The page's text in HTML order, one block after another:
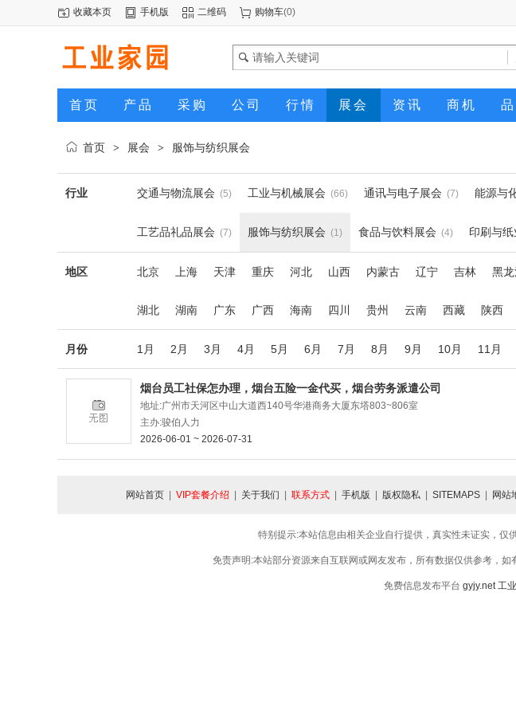
收藏本页 手机版 二维码 购物车(0)
首页 产品 采购 公司 行情 展会 资讯 商机
首页 > 展会 > 服饰与纺织展会
行业 交通与物流展会 (5) 工业与机械展会 (66) 通讯与电子展会 (7) 能源与
工艺品礼品展会 (7) 服饰与纺织展会 (1) 食品与饮料展会 (4) 印刷与
地区 北京 上海 天津 重庆 河北 山西 内蒙古 辽宁 吉林 黑龙
湖北 湖南 广东 广西 海南 四川 贵州 云南 西藏 陕西
月份 1月 2月 3月 4月 5月 6月 7月 8月 9月 10月 11月
烟台员工社保怎办理，烟台五险一金代买，烟台劳务派遣公司
地址:广州市天河区中山大道西140号华港商务大厦东塔803~806室
主办:骏伯人力
2026-06-01 ~ 2026-07-31
网站首页 VIP套餐介绍 关于我们 联系方式 手机版 版权隐私 SITEMAPS 网站
特别提示:本站信息由相关企业自行提供，真实性未证实，
免责声明:本站部分资源来自互联网或网友发布，所有数据仅供参考，
免费信息发布平台 gyjy.net 工